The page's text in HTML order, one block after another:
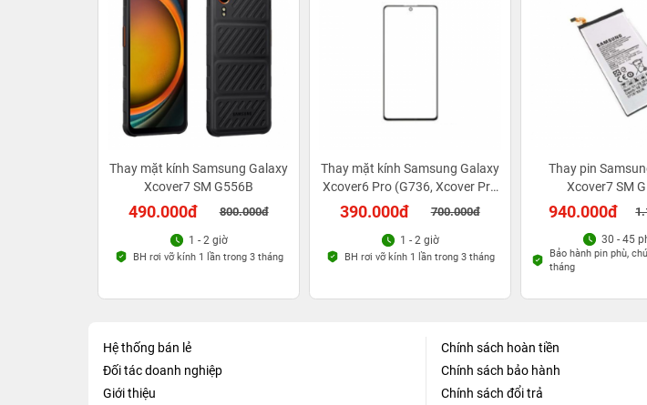
Thay mặt kính Samsung Galaxy
Xcover7 SM G556B
490.000đ 800.000đ
1 - 2 giờ
BH rơi vỡ kính 1 lần trong 3 tháng
Thay mặt kính Samsung Galaxy
Xcover6 Pro (G736, Xcover Pro
2)
390.000đ 700.000đ
1 - 2 giờ
BH rơi vỡ kính 1 lần trong 3 tháng
Thay pin
Xcover7 SM
940.000đ
30 - 45
Bảo hành pin phù,
tháng
Hệ thống bán lẻ
Đối tác doanh nghiệp
Giới thiệu
Chính sách hoàn tiền
Chính sách bảo hành
Chính sách đổi trả